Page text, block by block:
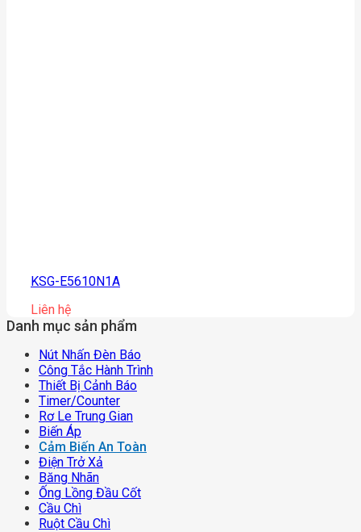
KSG-E5610N1A
Liên hệ
Danh mục sản phẩm
Nút Nhấn Đèn Báo
Công Tắc Hành Trình
Thiết Bị Cảnh Báo
Timer/counter
Rơ Le Trung Gian
Biến Áp
Cảm Biến An Toàn
Điện Trở Xả
Băng Nhãn
Ống Lồng Đầu Cốt
Cầu Chì
Ruột Cầu Chì